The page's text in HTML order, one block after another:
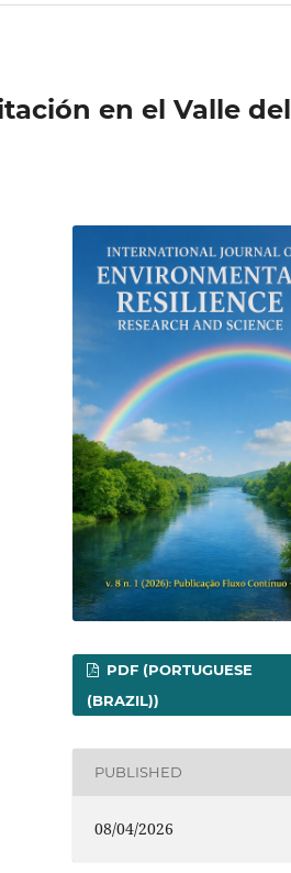
en el Valle del
PDF (PORTUGUESE
(BRAZIL))
PUBLISHED
08/04/2026